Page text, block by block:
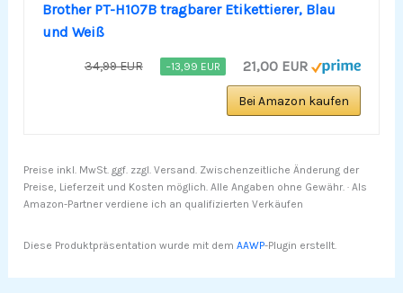
Brother PT-H107B tragbarer Etikettierer, Blau
und Weiß
34,99 EUR −13,99 EUR 21,00 EUR
Bei Amazon kaufen
Preise inkl. MwSt. ggf. zzgl. Versand. Zwischenzeitliche Änderung der
Preise, Lieferzeit und Kosten möglich. Alle Angaben ohne Gewähr. · Als
Amazon-Partner verdiene ich an qualifizierten Verkäufen
Diese Produktpräsentation wurde mit demAAWP-Plugin erstellt.